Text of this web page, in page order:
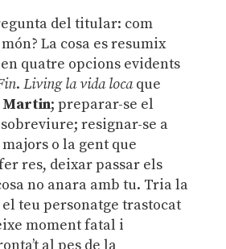
del titular: com
La cosa es resumix
quatre opcions evidents
. Living la vida locaque
Martin; preparar-se el
resignar-se a
o la gent que
res, deixar passar els
no anara amb tu. Tria la
teu personatge trastocat
moment fatal i